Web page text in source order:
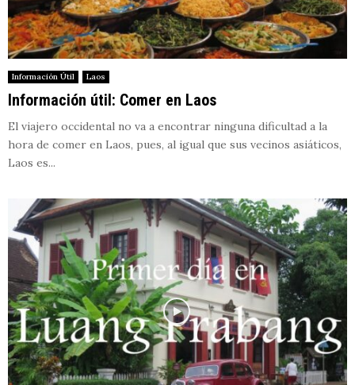
Información Útil Laos
Información útil: Comer en Laos
El viajero occidental no va a encontrar ninguna dificultad a la
hora de comer en Laos, pues, al igual que sus vecinos asiáticos,
Laos es...